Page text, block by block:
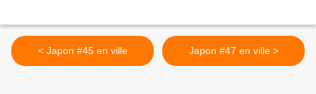
< Japon #45 en ville Japon #47 en ville >